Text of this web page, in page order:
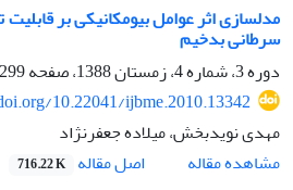
مدلسازی اثر عوامل بیومکانیکی بر
سرطانی بدخیم
دوره 3، شماره 4، زمستان 1388، صفحه
299-306
10.22041/ijbme.2010.13342
مهدی نویدبخش، میلاده جعفرنژاد
مشاهده مقاله
اصل مقاله 716.22 K